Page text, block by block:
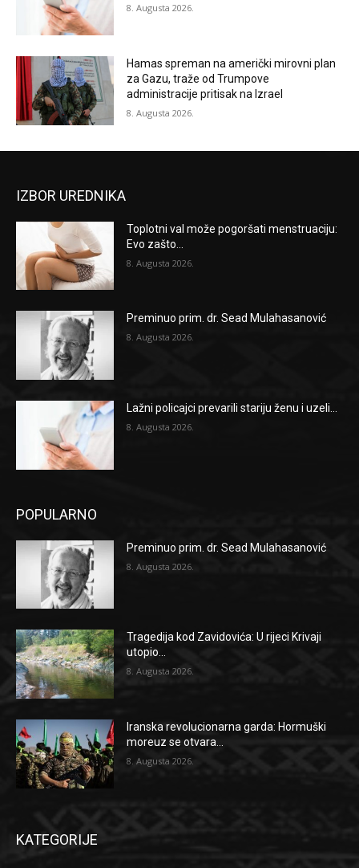
8. Augusta 2026.
Hamas spreman na američki mirovni plan
za Gazu, traže od Trumpove
administracije pritisak na Izrael
8. Augusta 2026.
IZBOR UREDNIKA
Toplotni val može pogoršati menstruaciju:
Evo zašto...
8. Augusta 2026.
Preminuo prim. dr. Sead Mulahasanović
8. Augusta 2026.
Lažni policajci prevarili stariju ženu i uzeli...
8. Augusta 2026.
POPULARNO
Preminuo prim. dr. Sead Mulahasanović
8. Augusta 2026.
Tragedija kod Zavidovića: U rijeci Krivaji
utopio...
8. Augusta 2026.
Iranska revolucionarna garda: Hormuški
moreuz se otvara...
8. Augusta 2026.
KATEGORIJE